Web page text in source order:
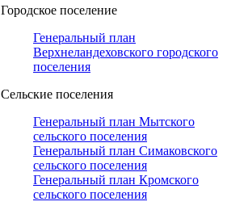
Городское поселение
Генеральный план
Верхнеландеховского городского
поселения
Сельские поселения
Генеральный план Мытского
сельского поселения
Генеральный план Симаковского
сельского поселения
Генеральный план Кромского
сельского поселения